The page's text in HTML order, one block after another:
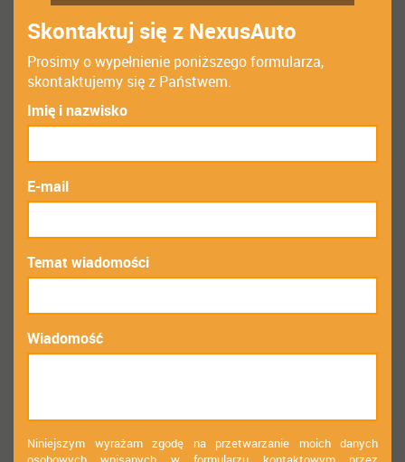
Skontaktuj się z NexusAuto
Prosimy o wypełnienie poniższego formularza,
skontaktujemy się z Państwem.
Imię i nazwisko
E-mail
Temat wiadomości
Wiadomość
Niniejszym wyrażam zgodę na przetwarzanie moich danych